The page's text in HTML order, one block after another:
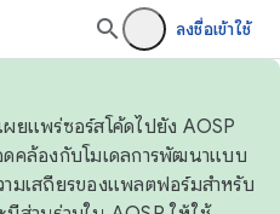
ลงชื่อเข้าใช้
ยแพร่ซอร์สโค้ดไปยัง AOSP
คล้องกับโมเดลการพัฒนาแบบ
มเสถียรของแพลตฟอร์มสำหรับ